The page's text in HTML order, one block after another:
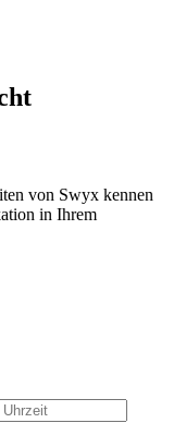
von Swyx kennen
in Ihrem